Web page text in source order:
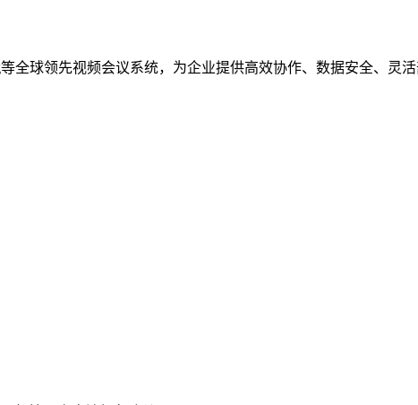
等全球领先视频会议系统，为企业提供高效协作、数据安全、灵